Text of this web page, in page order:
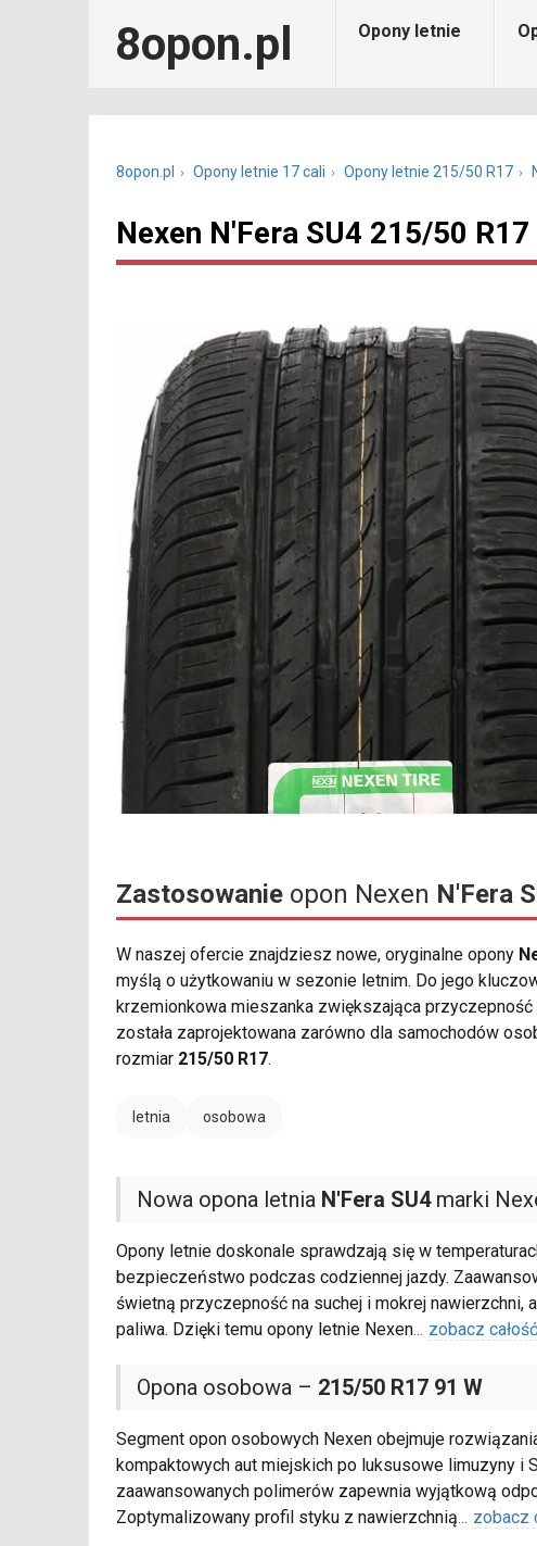
8opon.pl Opony letnie
8opon.pl Opony letnie 17 cali Opony letnie 215/50 R17
Nexen N'Fera SU4 215/50 R17
Zastosowanie opon Nexen N'Fera
W naszej ofercie znajdziesz nowe, oryginalne opony
myślą o użytkowaniu w sezonie letnim. Do jego
krzemionkowa mieszanka zwiększająca przyczepność
została zaprojektowana zarówno dla samochodów
rozmiar 215/50 R17.
letnia osobowa
Nowa opona letnia N'Fera SU4marki
Opony letnie doskonale sprawdzają się w
bezpieczeństwo podczas codziennej jazdy.
świetną przyczepność na suchej i mokrej
paliwa. Dzięki temu opony letnie Nexen... zobacz całość
Opona osobowa – 215/50 R17 91 W
Segment opon osobowych Nexen obejmuje
kompaktowych aut miejskich po luksusowe limuzyny i
zaawansowanych polimerów zapewnia wyjątkową
Zoptymalizowany profil styku z nawierzchnią... zobacz